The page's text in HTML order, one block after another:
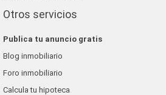
Otros servicios
Publica tu anuncio gratis
Blog inmobiliario
Foro inmobiliario
Calcula tu hipoteca